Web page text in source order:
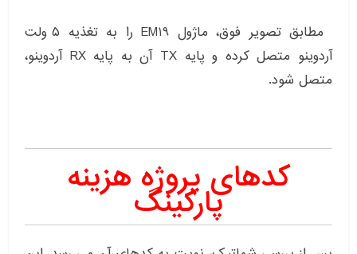
مطابق تصویر فوق، ماژول EM19 را به تغذیه ۵ ولت
آردوینو متصل کرده و پایه TX آن به پایه RX آردوینو،
متصل شود.
کدهای پروژه هزینه
پارکینگ